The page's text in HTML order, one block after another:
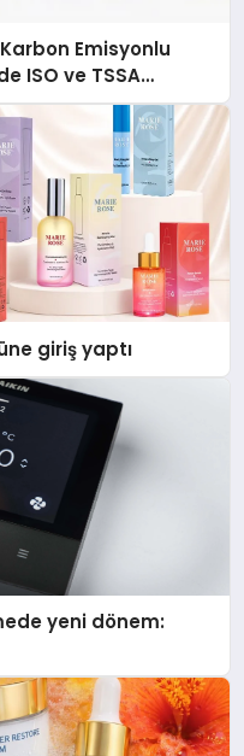
Emisyonlu
ISO ve TSSA
giriş yaptı
yeni dönem: